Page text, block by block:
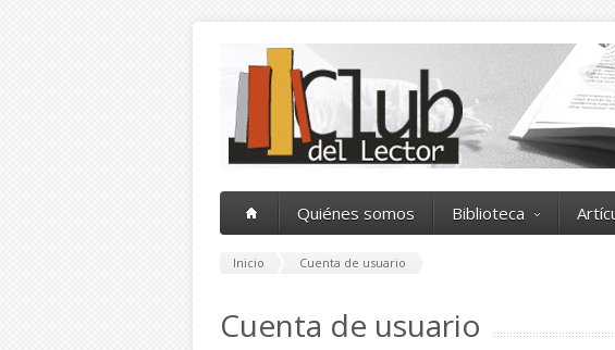
Quiénes somos Biblioteca
Inicio Cuenta de usuario
Cuenta de usuario